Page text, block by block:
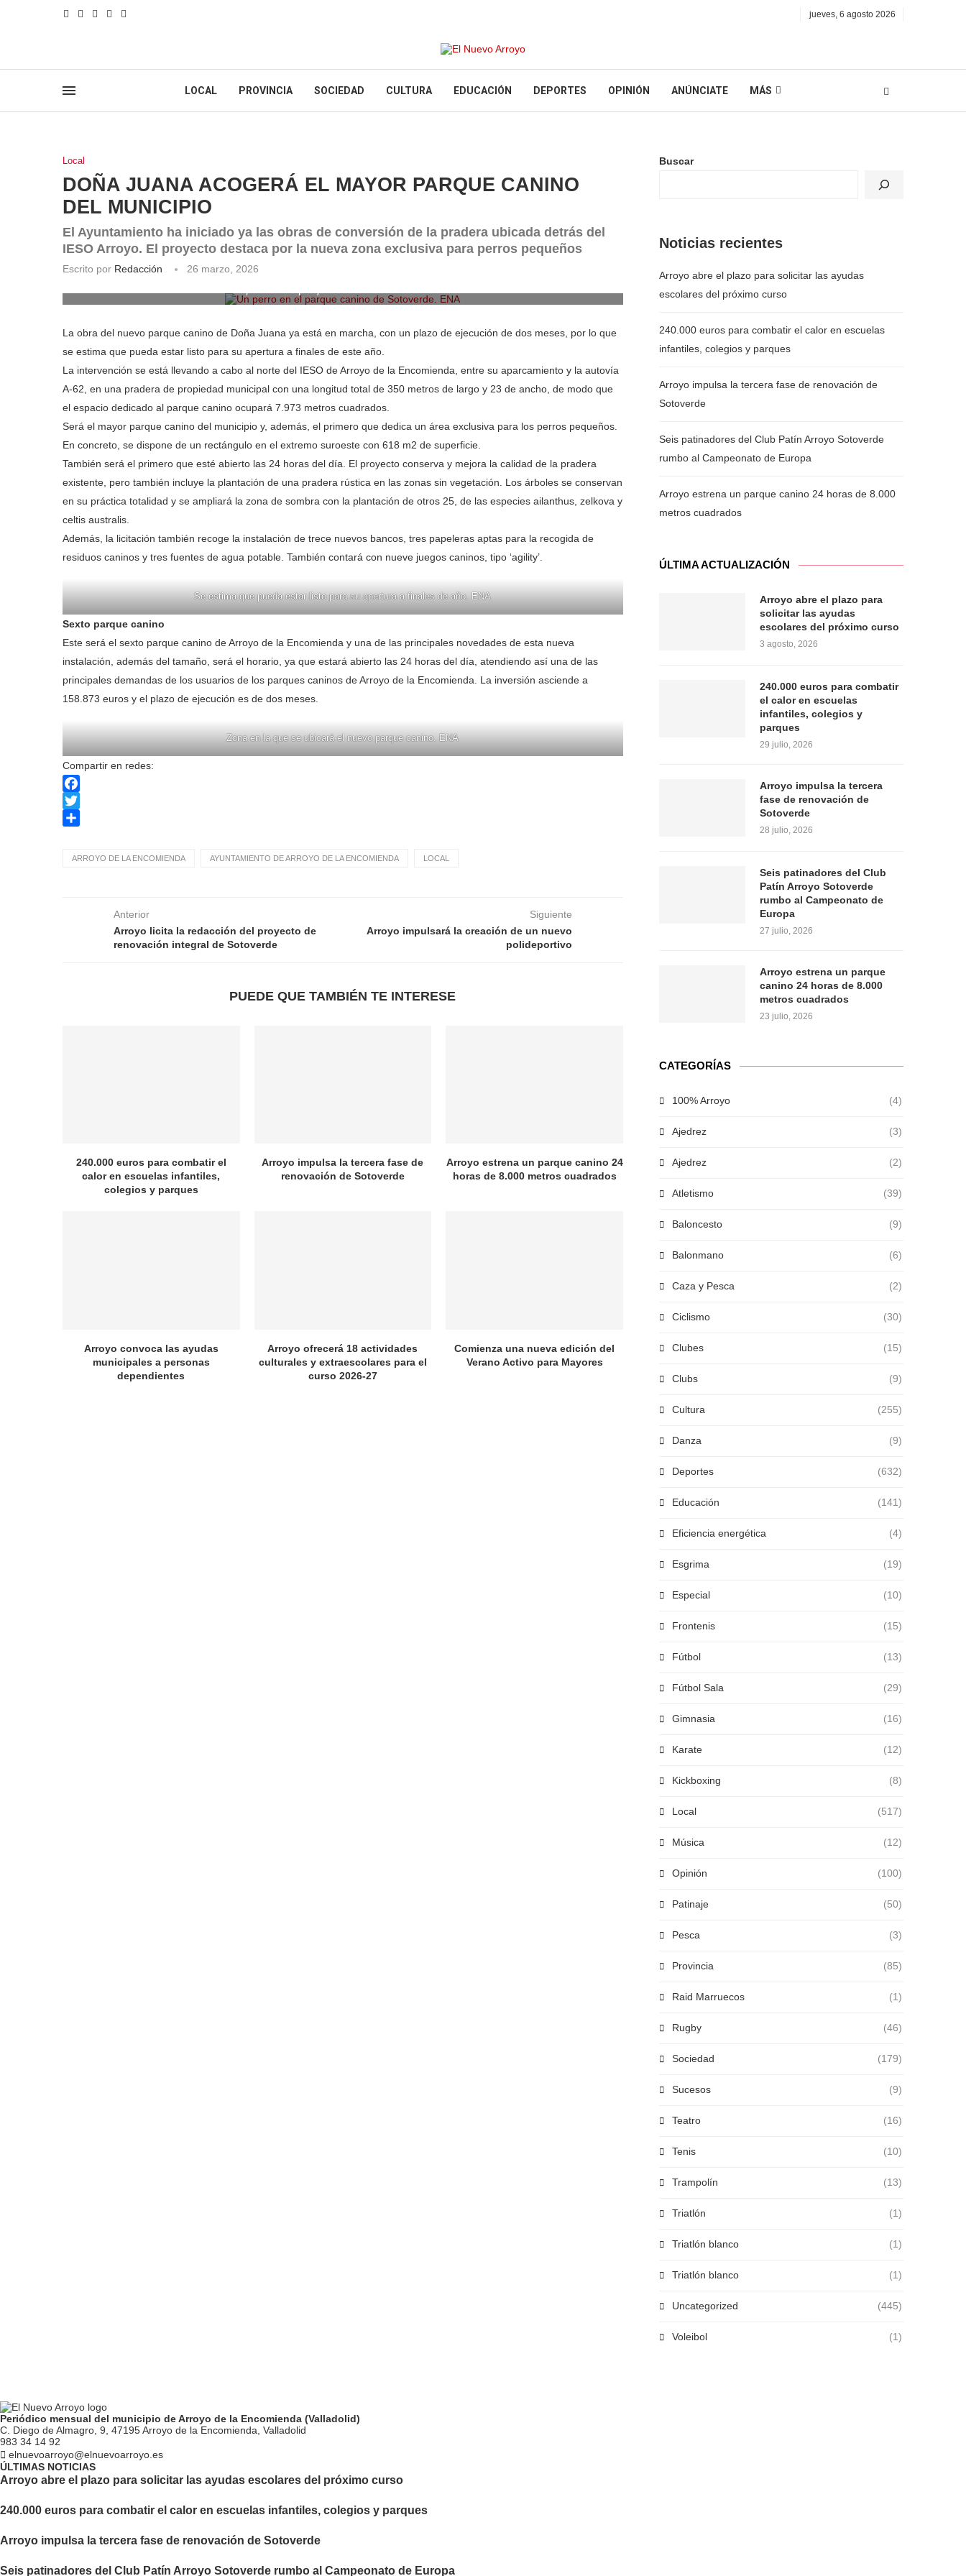
jueves, 6 agosto 2026
LOCAL PROVINCIA SOCIEDAD CULTURA EDUCACIÓN DEPORTES OPINIÓN ANÚNCIATE MÁS
Local
DOÑA JUANA ACOGERÁ EL MAYOR PARQUE CANINO
DEL MUNICIPIO
El Ayuntamiento ha iniciado ya las obras de conversión de la pradera ubicada detrás del
IESO Arroyo. El proyecto destaca por la nueva zona exclusiva para perros pequeños
Escrito por Redacción
26 marzo, 2026
La obra del nuevo parque canino de Doña Juana ya está en marcha, con un plazo de ejecución de dos meses, por lo que
se estima que pueda estar listo para su apertura a finales de este año.
La intervención se está llevando a cabo al norte del IESO de Arroyo de la Encomienda, entre su aparcamiento y la autovía
A-62, en una pradera de propiedad municipal con una longitud total de 350 metros de largo y 23 de ancho, de modo que
el espacio dedicado al parque canino ocupará 7.973 metros cuadrados.
Será el mayor parque canino del municipio y, además, el primero que dedica un área exclusiva para los perros pequeños.
En concreto, se dispone de un rectángulo en el extremo suroeste con 618 m2 de superficie.
También será el primero que esté abierto las 24 horas del día. El proyecto conserva y mejora la calidad de la pradera
existente, pero también incluye la plantación de una pradera rústica en las zonas sin vegetación. Los árboles se conservan
en su práctica totalidad y se ampliará la zona de sombra con la plantación de otros 25, de las especies ailanthus, zelkova y
celtis australis.
Además, la licitación también recoge la instalación de trece nuevos bancos, tres papeleras aptas para la recogida de
residuos caninos y tres fuentes de agua potable. También contará con nueve juegos caninos, tipo ‘agility’.
Se estima que pueda estar listo para su apertura a finales de año. ENA
Sexto parque canino
Este será el sexto parque canino de Arroyo de la Encomienda y una de las principales novedades de esta nueva
instalación, además del tamaño, será el horario, ya que estará abierto las 24 horas del día, atendiendo así una de las
principales demandas de los usuarios de los parques caninos de Arroyo de la Encomienda. La inversión asciende a
158.873 euros y el plazo de ejecución es de dos meses.
Zona en la que se ubicará el nuevo parque canino. ENA
Compartir en redes:
Facebook
Twitter
ARROYO DE LA ENCOMIENDA AYUNTAMIENTO DE ARROYO DE LA ENCOMIENDA LOCAL
Anterior
Arroyo licita la redacción del proyecto de
renovación integral de Sotoverde
Siguiente
Arroyo impulsará la creación de un nuevo
polideportivo
PUEDE QUE TAMBIÉN TE INTERESE
240.000 euros para combatir el
calor en escuelas infantiles,
colegios y parques
Arroyo impulsa la tercera fase de
renovación de Sotoverde
Arroyo estrena un parque canino 24
horas de 8.000 metros cuadrados
Arroyo convoca las ayudas
municipales a personas
dependientes
Arroyo ofrecerá 18 actividades
culturales y extraescolares para el
curso 2026-27
Comienza una nueva edición del
Verano Activo para Mayores
Buscar
Noticias recientes
Arroyo abre el plazo para solicitar las ayudas
escolares del próximo curso
240.000 euros para combatir el calor en escuelas
infantiles, colegios y parques
Arroyo impulsa la tercera fase de renovación de
Sotoverde
Seis patinadores del Club Patín Arroyo Sotoverde
rumbo al Campeonato de Europa
Arroyo estrena un parque canino 24 horas de 8.000
metros cuadrados
ÚLTIMA ACTUALIZACIÓN
Arroyo abre el plazo para
solicitar las ayudas
escolares del próximo curso
3 agosto, 2026
240.000 euros para combatir
el calor en escuelas
infantiles, colegios y
parques
29 julio, 2026
Arroyo impulsa la tercera
fase de renovación de
Sotoverde
28 julio, 2026
Seis patinadores del Club
Patín Arroyo Sotoverde
rumbo al Campeonato de
Europa
27 julio, 2026
Arroyo estrena un parque
canino 24 horas de 8.000
metros cuadrados
23 julio, 2026
CATEGORÍAS
100% Arroyo (4)
Ajedrez (3)
Ajedrez (2)
Atletismo (39)
Baloncesto (9)
Balonmano (6)
Caza y Pesca (2)
Ciclismo (30)
Clubes (15)
Clubs (9)
Cultura (255)
Danza (9)
Deportes (632)
Educación (141)
Eficiencia energética (4)
Esgrima (19)
Especial (10)
Frontenis (15)
Fútbol (13)
Fútbol Sala (29)
Gimnasia (16)
Karate (12)
Kickboxing (8)
Local (517)
Música (12)
Opinión (100)
Patinaje (50)
Pesca (3)
Provincia (85)
Raid Marruecos (1)
Rugby (46)
Sociedad (179)
Sucesos (9)
Teatro (16)
Tenis (10)
Trampolín (13)
Triatlón (1)
Triatlón blanco (1)
Triatlón blanco (1)
Uncategorized (445)
Voleibol (1)
Periódico mensual del municipio de Arroyo de la Encomienda (Valladolid)
C. Diego de Almagro, 9, 47195 Arroyo de la Encomienda, Valladolid
983 34 14 92
elnuevoarroyo@elnuevoarroyo.es
ÚLTIMAS NOTICIAS
Arroyo abre el plazo para solicitar las ayudas escolares del próximo curso
240.000 euros para combatir el calor en escuelas infantiles, colegios y parques
Arroyo impulsa la tercera fase de renovación de Sotoverde
Seis patinadores del Club Patín Arroyo Sotoverde rumbo al Campeonato de Europa